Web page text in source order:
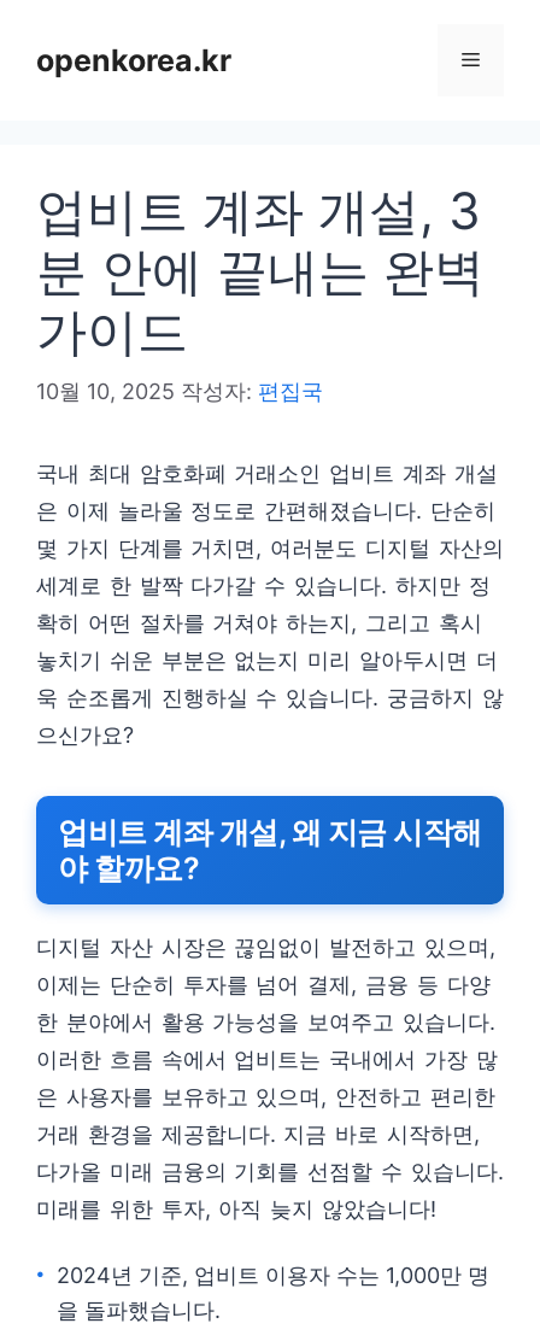
openkorea.kr 메
업비트 계좌 개설, 3
분 안에 끝내는 완벽
가이드
10월 10, 2025 작성자: 편집국
국내 최대 암호화폐 거래소인 업비트 계좌 개설
은 이제 놀라울 정도로 간편해졌습니다. 단순히
몇 가지 단계를 거치면, 여러분도 디지털 자산의
세계로 한 발짝 다가갈 수 있습니다. 하지만 정
확히 어떤 절차를 거쳐야 하는지, 그리고 혹시
놓치기 쉬운 부분은 없는지 미리 알아두시면 더
욱 순조롭게 진행하실 수 있습니다. 궁금하지 않
으신가요?
업비트 계좌 개설, 왜 지금 시작해
야 할까요?
디지털 자산 시장은 끊임없이 발전하고 있으며,
이제는 단순히 투자를 넘어 결제, 금융 등 다양
한 분야에서 활용 가능성을 보여주고 있습니다.
이러한 흐름 속에서 업비트는 국내에서 가장 많
은 사용자를 보유하고 있으며, 안전하고 편리한
거래 환경을 제공합니다. 지금 바로 시작하면,
다가올 미래 금융의 기회를 선점할 수 있습니다.
미래를 위한 투자, 아직 늦지 않았습니다!
2024년 기준, 업비트 이용자 수는 1,000만 명
을 돌파했습니다.